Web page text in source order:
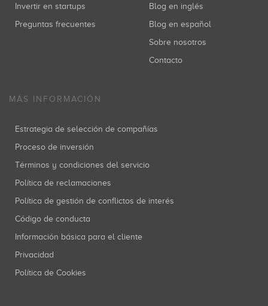
Invertir en startups
Preguntas frecuentes
Blog en inglés
Blog en español
Sobre nosotros
Contacto
MÁS INFORMACIÓN
Estrategia de selección de compañías
Proceso de inversión
Términos y condiciones del servicio
Política de reclamaciones
Política de gestión de conflictos de interés
Código de conducta
Información básica para el cliente
Privacidad
Política de Cookies